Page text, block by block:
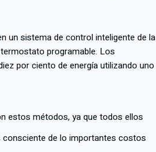
un sistema de control inteligente de la
programable. Los
por ciento de energía utilizando uno
estos métodos, ya que todos ellos
consciente de lo importantes costos